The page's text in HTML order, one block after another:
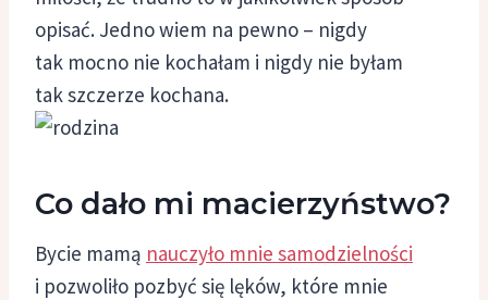
opisać. Jedno wiem na pewno – nigdy
tak mocno nie kochałam i nigdy nie byłam
tak szczerze kochana.
Co dało mi macierzyństwo?
Bycie mamą nauczyło mnie samodzielności
i pozwoliło pozbyć się lęków, które mnie